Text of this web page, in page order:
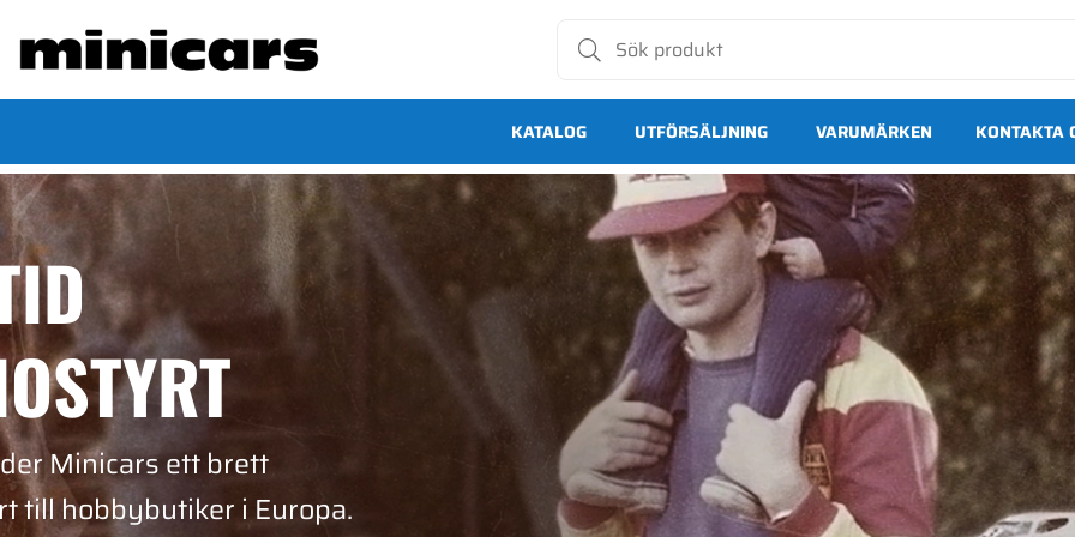
KATALOG UTFÖRSÄLJNING VARUMÄRKEN KONTAKTA
Minicars ett brett
till hobbybutiker i Europa.